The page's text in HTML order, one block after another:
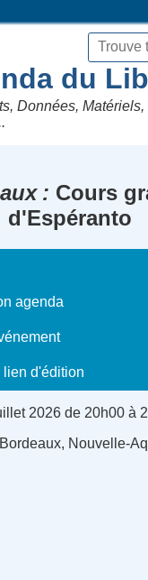
du
Données, Matériels,
Cours
d'Espéranto
agenda
lien d'édition
2026 de 20h00 à
Nouvelle-